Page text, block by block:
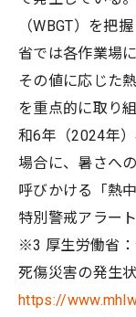
（WBGT）を把
省では各作業場
その値に応じた
を重点的に取り
和6年（2024年
場合に、暑さへ
呼びかける「熱
特別警戒アラー
※3 厚生労働省
死傷災害の発生
https://